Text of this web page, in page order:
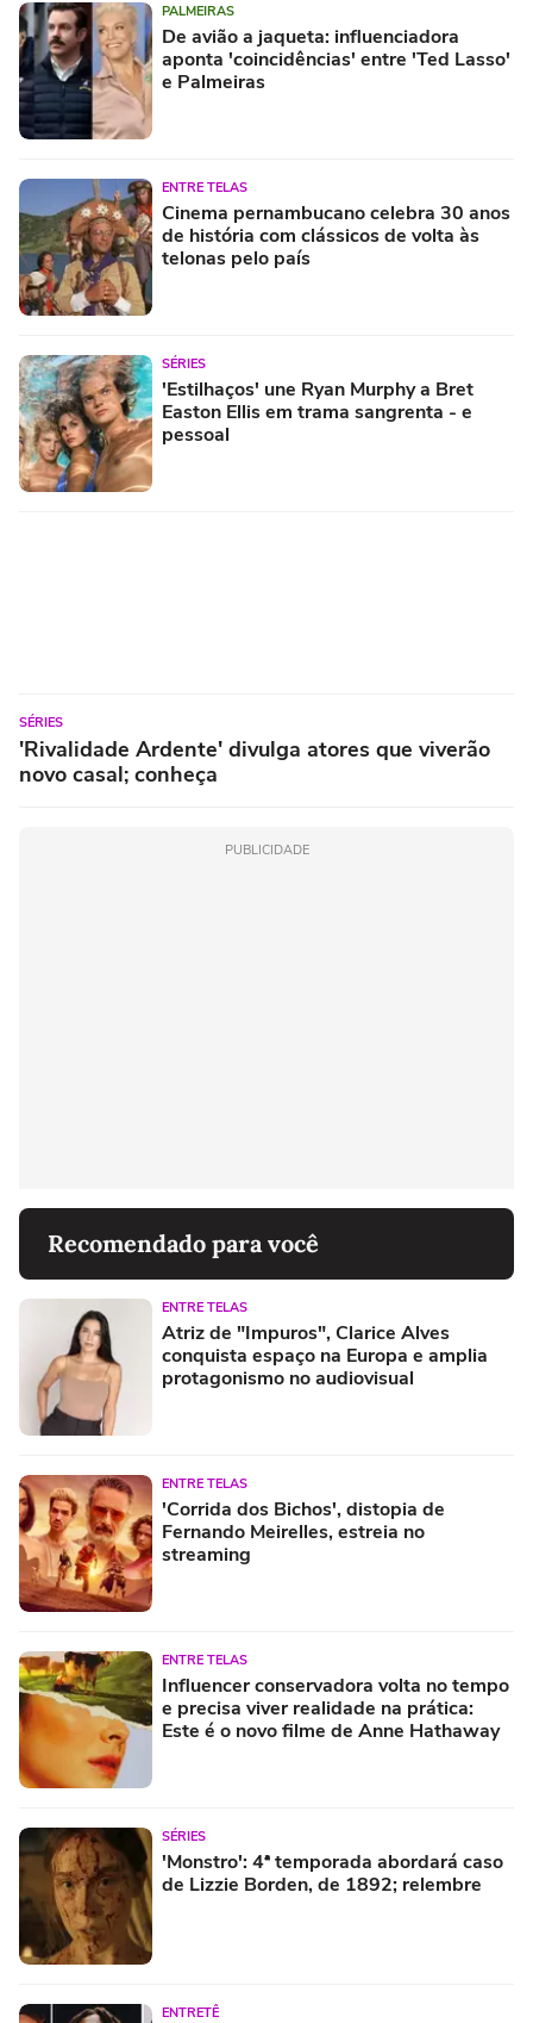
PALMEIRAS
De avião a jaqueta: influenciadora
aponta 'coincidências' entre 'Ted Lasso'
e Palmeiras
ENTRE TELAS
Cinema pernambucano celebra 30 anos
de história com clássicos de volta às
telonas pelo país
SÉRIES
'Estilhaços' une Ryan Murphy a Bret
Easton Ellis em trama sangrenta - e
pessoal
SÉRIES
'Rivalidade Ardente' divulga atores que viverão
novo casal; conheça
PUBLICIDADE
Recomendado para você
ENTRE TELAS
Atriz de "Impuros", Clarice Alves
conquista espaço na Europa e amplia
protagonismo no audiovisual
ENTRE TELAS
'Corrida dos Bichos', distopia de
Fernando Meirelles, estreia no
streaming
ENTRE TELAS
Influencer conservadora volta no tempo
e precisa viver realidade na prática:
Este é o novo filme de Anne Hathaway
SÉRIES
'Monstro': 4ª temporada abordará caso
de Lizzie Borden, de 1892; relembre
ENTRETÊ